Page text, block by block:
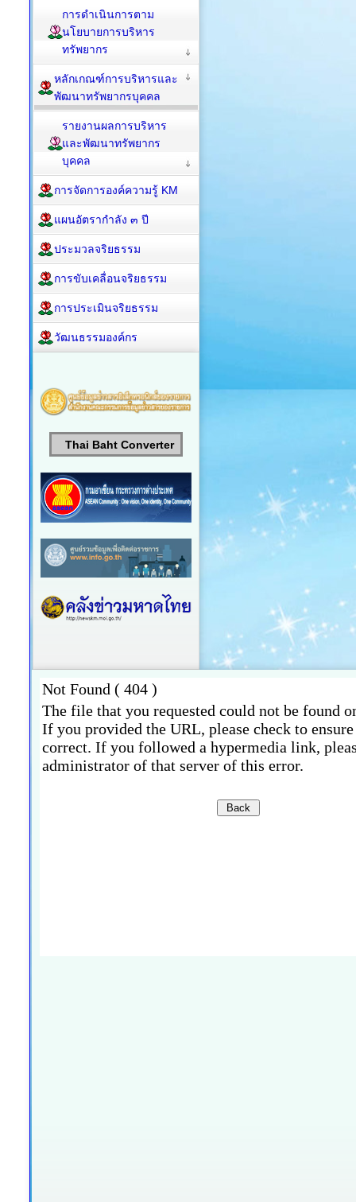
การดำเนินการตาม
นโยบายการบริหาร
ทรัพยากร
หลักเกณฑ์การบริหารและ
พัฒนาทรัพยากรบุคคล
รายงานผลการบริหาร
และพัฒนาทรัพยากร
บุคคล
การจัดการองค์ความรู้ KM
แผนอัตรากำลัง ๓ ปี
ประมวลจริยธรรม
การขับเคลื่อนจริยธรรม
การประเมินจริยธรรม
วัฒนธรรมองค์กร
Thai Baht Converter